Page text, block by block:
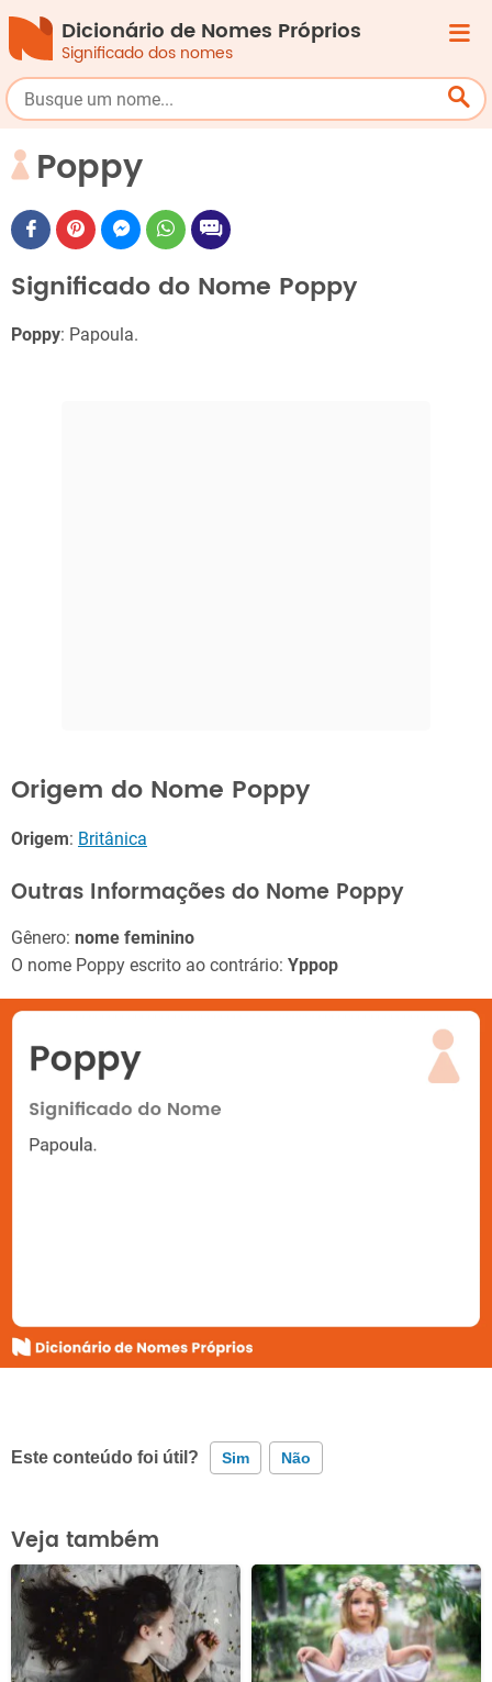
Dicionário de Nomes Próprios
Significado dos nomes
Poppy
Significado do Nome Poppy
Poppy: Papoula.
Origem do Nome Poppy
Origem: Britânica
Outras Informações do Nome Poppy
Gênero: nome feminino
O nome Poppy escrito ao contrário: Yppop
Este conteúdo foi útil? Sim Não
Este conteúdo contém informação incorreta
Este conteúdo não tem a informação que procuro
Outro
Veja também